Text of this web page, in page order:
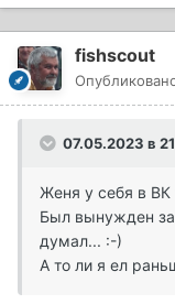
fishscout
07.05.2023 в
Женя у себя в ВК
Был вынужден
думал... :-)
А то ли я ел